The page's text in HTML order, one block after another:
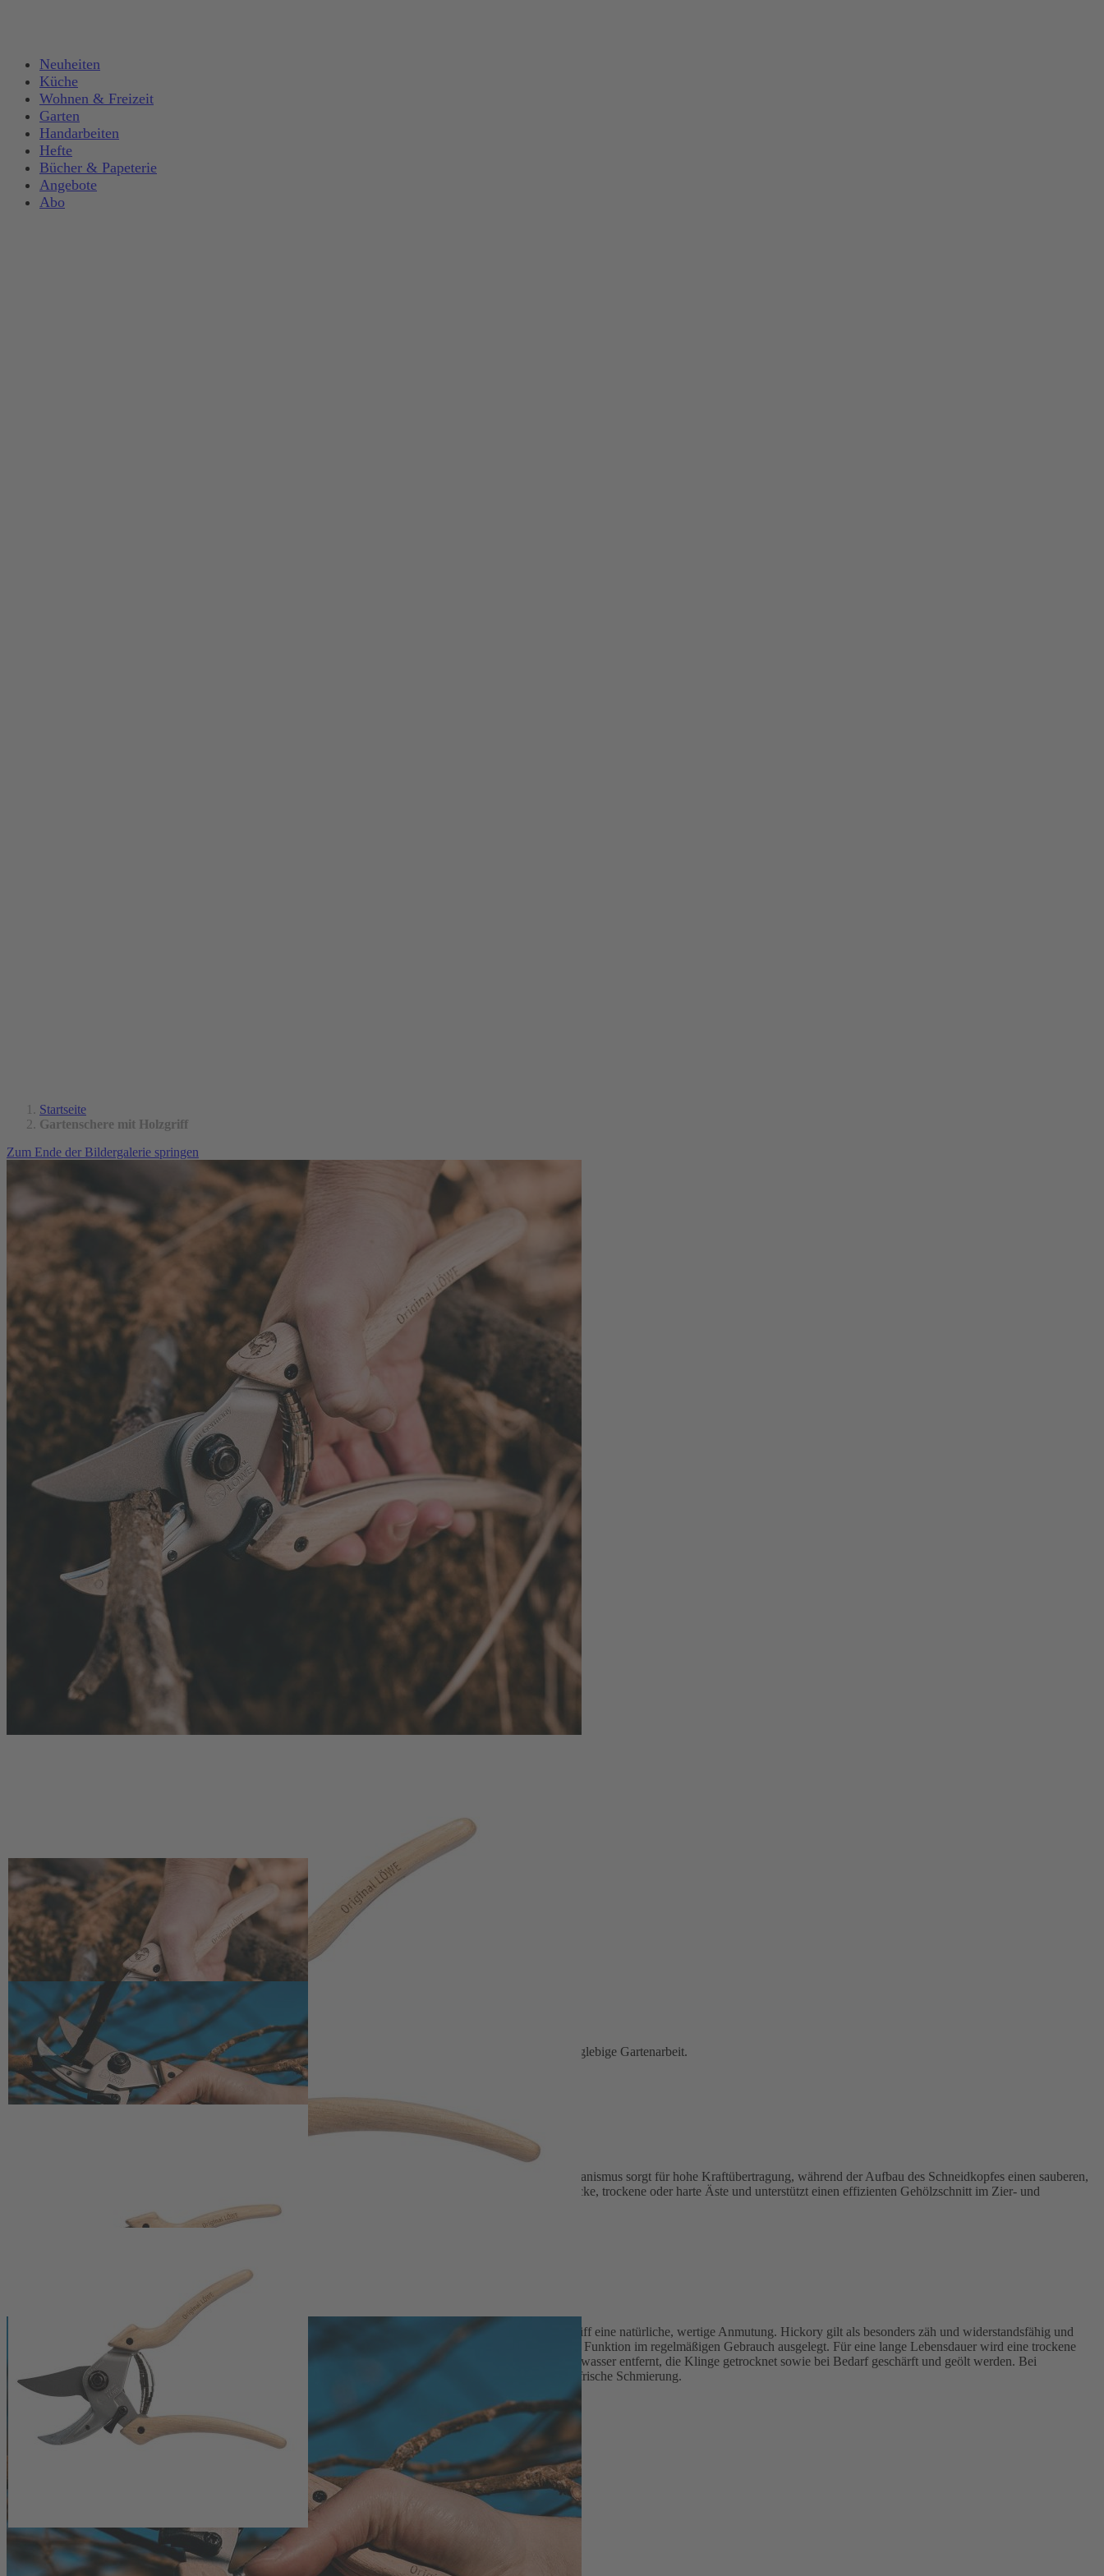
Neuheiten
Küche
Wohnen & Freizeit
Garten
Handarbeiten
Hefte
Bücher & Papeterie
Angebote
Abo
Startseite
Gartenschere mit Holzgriff
Zum Ende der Bildergalerie springen
Zum Anfang der Bildergalerie springen
Artikelnr. 140675
Gartenschere mit Holzgriff
98,00 €
inkl. MwSt.
1
Zum Warenkorb hinzufügen
Zur Wunschliste hinzufügen
Sofort lieferbar
Präzise Gartenschere mit Holzgriff für kraftvolle Schnitte an harten Ästen, handgefertigt in Deutschland für langlebige Gartenarbeit.
Beschreibung
Kraftvoller Schnitt für den anspruchsvollen Gehölzschnitt
Diese Gartenschere mit Holzgriff vereint robuste Konstruktion mit präziser Schneidtechnik. Der Amboss-Mechanismus sorgt für hohe Kraftübertragung, während der Aufbau des Schneidkopfes einen sauberen,
kontrollierten Schnitt ähnlich einer Bypass-Schere ermöglicht. Dadurch eignet sich die Schere besonders für dicke, trockene oder harte Äste und unterstützt einen effizienten Gehölzschnitt im Zier- und
Obstgarten. Die handliche Form ermöglicht ein sicheres Führen der Klinge, auch bei längerem Einsatz.
Massive Echtholzgriffe und Fertigung in Deutschland
Die massiven Griffe aus Hickoryholz liegen angenehm in der Hand und verleihen der Gartenschere mit Holzgriff eine natürliche, wertige Anmutung. Hickory gilt als besonders zäh und widerstandsfähig und
trägt zu einer langen Nutzungsdauer bei. Die Schere wird in Deutschland handgefertigt und ist auf zuverlässige Funktion im regelmäßigen Gebrauch ausgelegt. Für eine lange Lebensdauer wird eine trockene
Lagerung empfohlen; nach der Arbeit sollten Pflanzenreste, Erde und Feuchtigkeit mit Bürste, Tuch und Seifenwasser entfernt, die Klinge getrocknet sowie bei Bedarf geschärft und geölt werden. Bei
schwergängiger Bedienung helfen das Entfernen starker Verschmutzungen, das Prüfen der Lagerung und eine frische Schmierung.
Handgefertigte Gartenschere mit massiven Echtholzgriffen aus Hickoryholz
Kombination aus Amboss-Technik und präzisem Schnitt für harte, dicke Äste
Gefertigt in Deutschland
Maße: ca. Ø 2,5 x 21 cm
Für regelmäßigen Gehölzschnitt und langlebige Nutzung ausgelegt
Hinweise